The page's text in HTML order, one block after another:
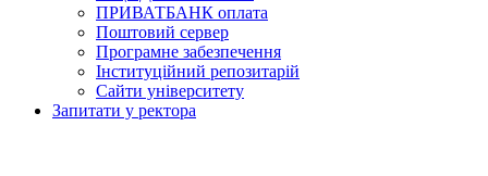
ПРИВАТБАНК оплата
Поштовий сервер
Програмне забезпечення
Інституційний репозитарій
Сайти університету
Запитати у ректора